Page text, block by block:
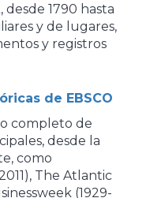
1790 hasta
y de lugares,
y registros
de EBSCO
completo de
desde la
como
The Atlantic
(1929-